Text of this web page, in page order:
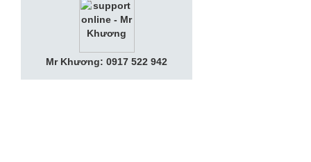
Mr Khương: 0917 522 942